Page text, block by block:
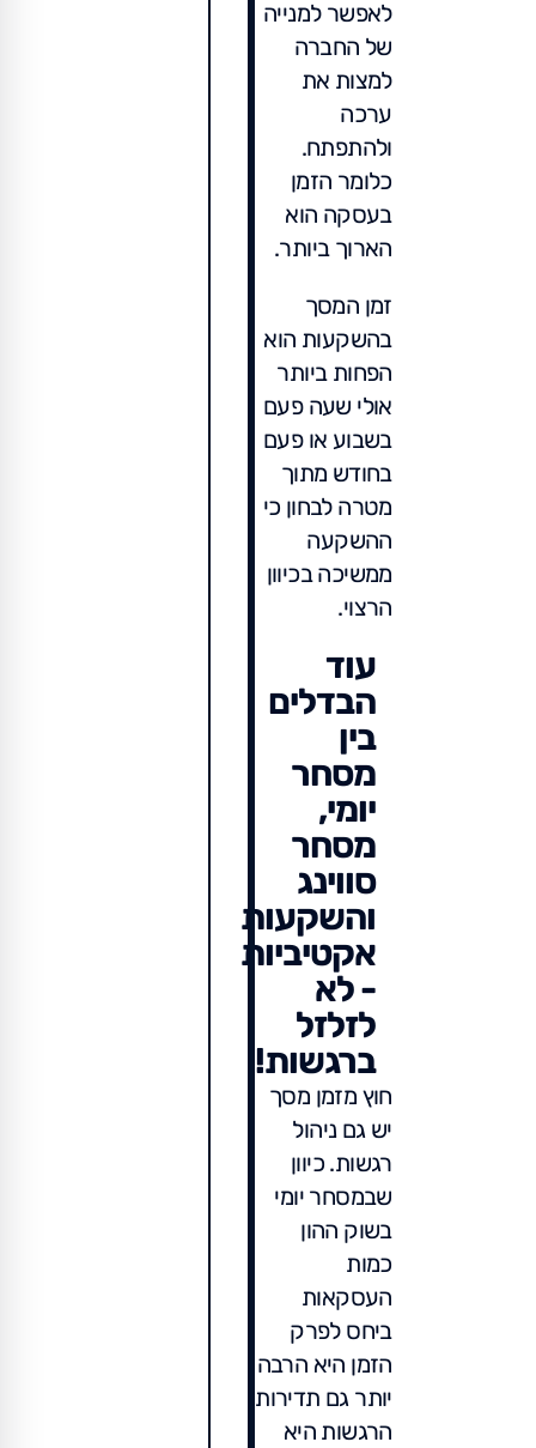
לאפשר למנייה
של החברה
למצות את
ערכה
ולהתפתח.
כלומר הזמן
בעסקה הוא
הארוך ביותר.
זמן המסך
בהשקעות הוא
הפחות ביותר
אולי שעה פעם
בשבוע או פעם
בחודש מתוך
מטרה לבחון כי
ההשקעה
ממשיכה בכיוון
הרצוי.
עוד
הבדלים
בין
מסחר
יומי,
מסחר
סווינג
והשקעות
אקטיביות
- לא
לזלזל
ברגשות!
חוץ מזמן מסך
יש גם ניהול
רגשות. כיוון
שבמסחר יומי
בשוק ההון
כמות
העסקאות
ביחס לפרק
הזמן היא הרבה
יותר גם תדירות
הרגשות היא